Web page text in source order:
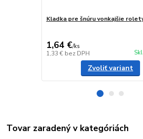
Kladka pre šnúru vonkajšie
1,64 €/ks
1,33 € bez DPH
Zvoliť variant
Tovar zaradený v kategóriách